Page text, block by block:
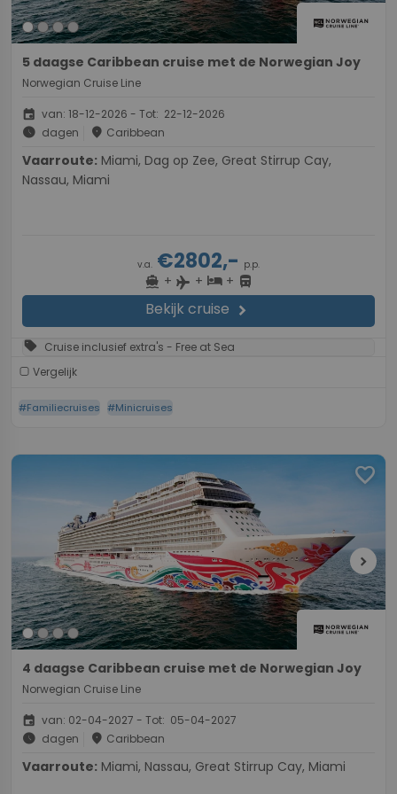
5 daagse Caribbean cruise met de Norwegian Joy
Norwegian Cruise Line
event van: 18-12-2026 - Tot: 22-12-2026
schedule dagen place Caribbean
Vaarroute:
Nassau, Miami
v.a. €2802,- p.p.
directions_boat + flight + hotel+ directions_bus
Bekijk cruise chevron_right
sell Cruise inclusief extra's - Free at Sea
Vergelijk
#Familiecruises #Minicruises
favorite
chevron_right
4 daagse Caribbean cruise met de Norwegian Joy
Norwegian Cruise Line
event van: 02-04-2027 - Tot: 05-04-2027
schedule dagen place Caribbean
Vaarroute: Miami, Nassau, Great Stirrup Cay, Miami